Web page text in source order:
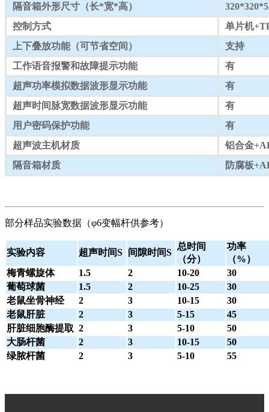
隔音箱外形尺寸（长*宽*高）
控制方式
单片机
上下叠放功能（可节省空间）
支持
工作语音报警和故障提示功能
有
超声功率模拟数据波形显示功能
有
超声时间脉宽数据波形显示功能
有
用户密码保护功能
有
超声波主机材质
铝合金
隔音箱材质
防腐板
部分样品实验数据（φ6变幅杆供参考）
实验内容 超声时间S 间隙时间S
总时间
（分）
功率
（%）
梅青螺旋体
1.5 2 10-20
30
葡萄球菌
1.5 2 10-25
30
老鼠坐骨神经
2 3 10-15
30
老鼠肝脏
2 3 5-15
45
肝脏细胞酶提取 2 3 5-10
50
大肠杆菌
2 3 10-15
50
绿脓杆菌
2 3 5-10 55